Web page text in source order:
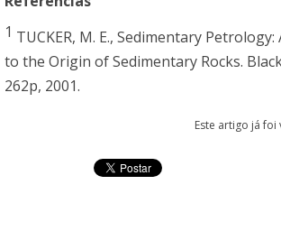
1 TUCKER, M. E., Sedimentary
to the Origin of Sedimentary Rocks.
262p, 2001.
Este artigo já foi